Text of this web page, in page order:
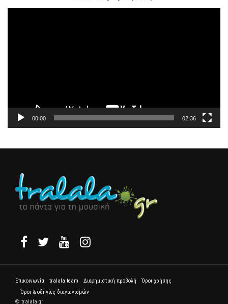
00:00 02:36
Επικοινωνία tralala team Διαφημιστική προβολή
Όροι χρήσης
Όροι & οδηγίες διαγωνισμών
© tralala.gr